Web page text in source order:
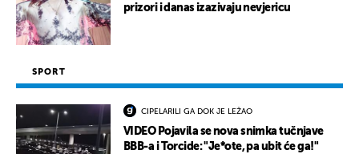
prizori i danas izazivaju nevjericu
SPORT
CIPELARILI GA DOK JE LEŽAO
VIDEO Pojavila se nova snimka tučnjave
BBB-a i Torcide: "Je*ote, pa ubit će ga!"